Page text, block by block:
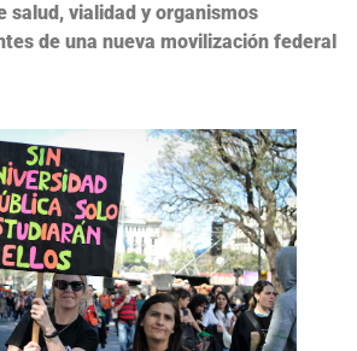
salud, vialidad y organismos
de una nueva movilización federal